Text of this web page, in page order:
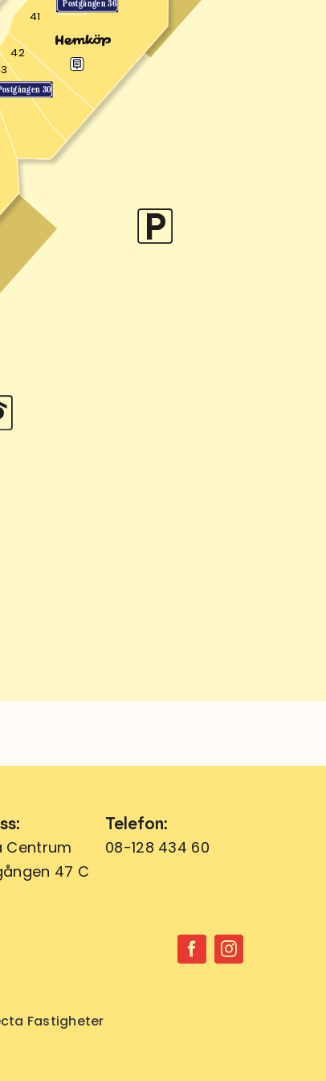
41
42
Postgången 36
30
Centrum
47 C
Telefon:
08-128 434 60
Fastigheter